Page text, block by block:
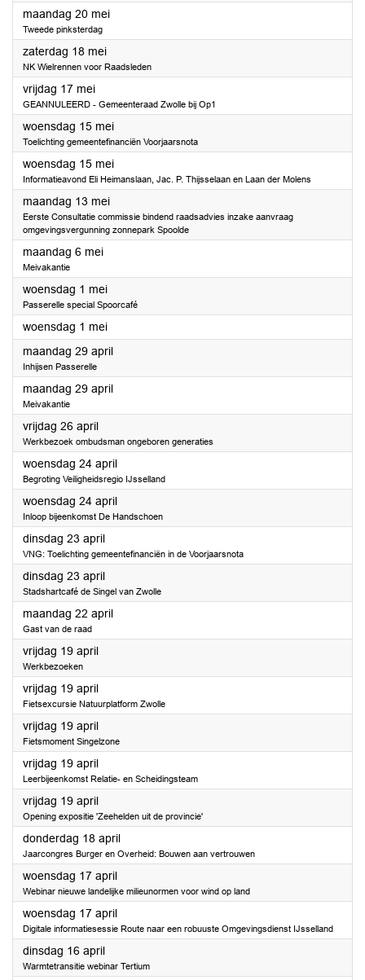
maandag 20 mei2024
Tweede pinksterdag
zaterdag 18 mei2024
NK Wielrennen voor Raadsleden
vrijdag 17 mei2024
GEANNULEERD - Gemeenteraad Zwolle bij Op1
woensdag 15 mei2024
Toelichting gemeentefinanciën Voorjaarsnota
woensdag 15 mei2024
Informatieavond Eli Heimanslaan, Jac. P. Thijsselaan en Laan der Molens
maandag 13 mei2024
Eerste Consultatie commissie bindend raadsadvies inzake aanvraag
omgevingsvergunning zonnepark Spoolde
maandag 6 mei2024
Meivakantie
woensdag 1 mei2024
Passerelle special Spoorcafé
woensdag 1 mei2024
maandag 29 april2024
Inhijsen Passerelle
maandag 29 april2024
Meivakantie
vrijdag 26 april2024
Werkbezoek ombudsman ongeboren generaties
woensdag 24 april2024
Begroting Veiligheidsregio IJsselland
woensdag 24 april2024
Inloop bijeenkomst De Handschoen
dinsdag 23 april2024
VNG: Toelichting gemeentefinanciën in de Voorjaarsnota
dinsdag 23 april2024
Stadshartcafé de Singel van Zwolle
maandag 22 april2024
Gast van de raad
vrijdag 19 april2024
Werkbezoeken
vrijdag 19 april2024
Fietsexcursie Natuurplatform Zwolle
vrijdag 19 april2024
Fietsmoment Singelzone
vrijdag 19 april2024
Leerbijeenkomst Relatie- en Scheidingsteam
vrijdag 19 april2024
Opening expositie 'Zeehelden uit de provincie'
donderdag 18 april2024
Jaarcongres Burger en Overheid: Bouwen aan vertrouwen
woensdag 17 april2024
Webinar nieuwe landelijke milieunormen voor wind op land
woensdag 17 april2024
Digitale informatiesessie Route naar een robuuste Omgevingsdienst IJsselland
dinsdag 16 april2024
Warmtetransitie webinar Tertium